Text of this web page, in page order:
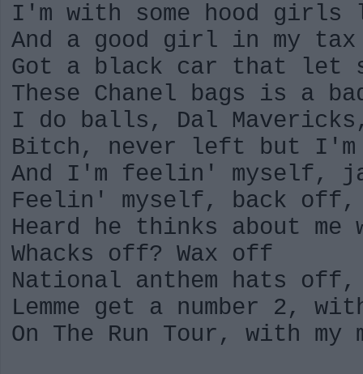
I'm with some hood
And a good girl in my tax
Got a black car that let
These Chanel bags is a
I do balls, Dal Mavericks,
Bitch, never left but
And I'm feelin' myself,
Feelin' myself, back
Heard he thinks about me
Whacks off? Wax off
National anthem hats
Lemme get a number 2,
On The Run Tour, with my